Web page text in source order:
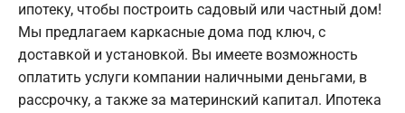
ипотеку, чтобы построить садовый или частный дом!
Мы предлагаем каркасные дома под ключ, с
доставкой и установкой. Вы имеете возможность
оплатить услуги компании наличными деньгами, в
рассрочку, а также за материнский капитал. Ипотека